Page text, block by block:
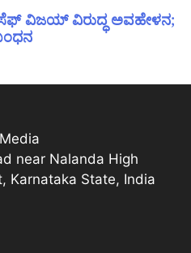
ವಿಜಯ್ ವಿರುದ್ಧ ಅವಹೇಳನ;
near Nalanda High
Karnataka State, India